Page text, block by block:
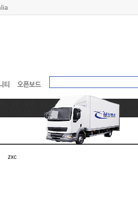
zxc